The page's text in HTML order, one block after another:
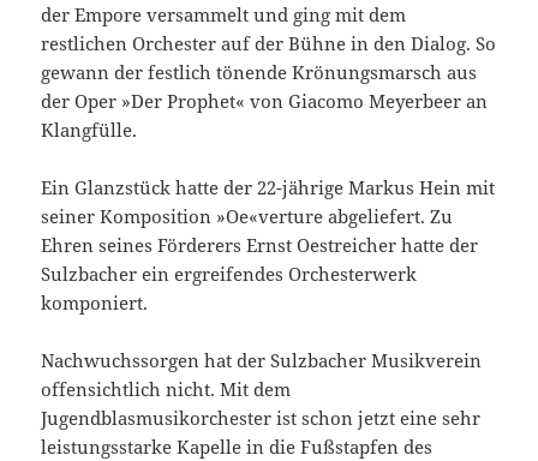
der Empore versammelt und ging mit dem
restlichen Orchester auf der Bühne in den Dialog. So
gewann der festlich tönende Krönungsmarsch aus
der Oper »Der Prophet« von Giacomo Meyerbeer an
Klangfülle.
Ein Glanzstück hatte der 22-jährige Markus Hein mit
seiner Komposition »Oe«verture abgeliefert. Zu
Ehren seines Förderers Ernst Oestreicher hatte der
Sulzbacher ein ergreifendes Orchesterwerk
komponiert.
Nachwuchssorgen hat der Sulzbacher Musikverein
offensichtlich nicht. Mit dem
Jugendblasmusikorchester ist schon jetzt eine sehr
leistungsstarke Kapelle in die Fußstapfen des